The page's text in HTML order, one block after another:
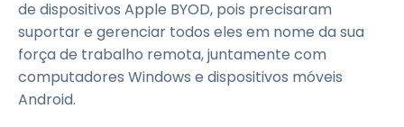
de dispositivos Apple BYOD, pois precisaram
suportar e gerenciar todos eles em nome da sua
força de trabalho remota, juntamente com
computadores Windows e dispositivos móveis
Android.